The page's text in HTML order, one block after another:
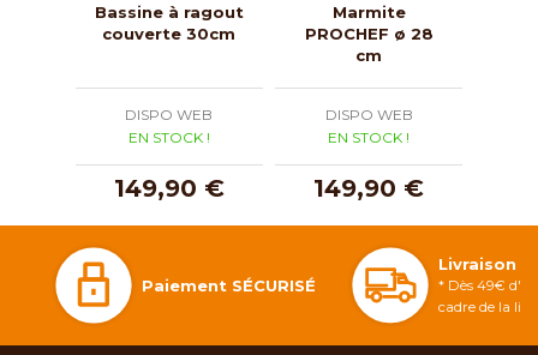
Bassine à ragout
couverte 30cm
DISPO WEB
EN STOCK !
149,90 €
Marmite
PROCHEF ø 28
cm
DISPO WEB
EN STOCK !
149,90 €
Paiement SÉCURISÉ
Livraison
* Dès 49€
cadre de la